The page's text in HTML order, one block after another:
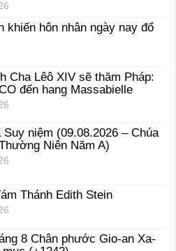
khiến hôn nhân ngày nay đổ
Cha Lêô XIV sẽ thăm Pháp:
đến hang Massabielle
Suy niệm (09.08.2026 – Chúa
Niên Năm A)
Thánh Edith Stein
8 Chân phước Gio-an Xa-